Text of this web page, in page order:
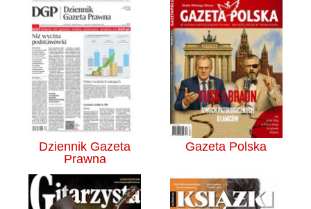
Dziennik Gazeta
Prawna
Gazeta Polska